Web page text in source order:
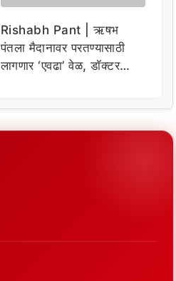
Rishabh Pant | ऋषभ
पंतला मैदानावर परतण्यासाठी
लागणार ‘एवढा’ वेळ, डॉक्टर